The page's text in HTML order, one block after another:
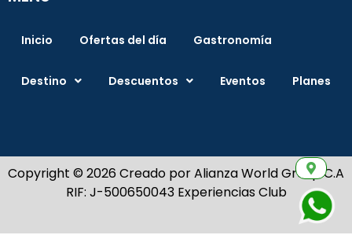
Inicio Ofertas del día Gastronomía
Destino Descuentos Eventos Planes
Copyright © 2026 Creado por Alianza World Group C.A
RIF: J-500650043 Experiencias Club